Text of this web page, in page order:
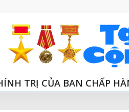
TRỊ CỦA BAN CHẤP